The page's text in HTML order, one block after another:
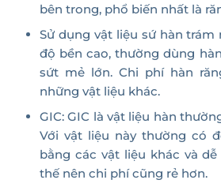
bên trong, phổ biến nhất là
Sử dụng vật liệu sứ hàn trám
độ bền cao, thường dùng
sứt mẻ lớn. Chi phí hàn
những vật liệu khác.
GIC: GIC là vật liệu hàn
Với vật liệu này thường có
bằng các vật liệu khác và
thế nên chi phí cũng rẻ hơn.